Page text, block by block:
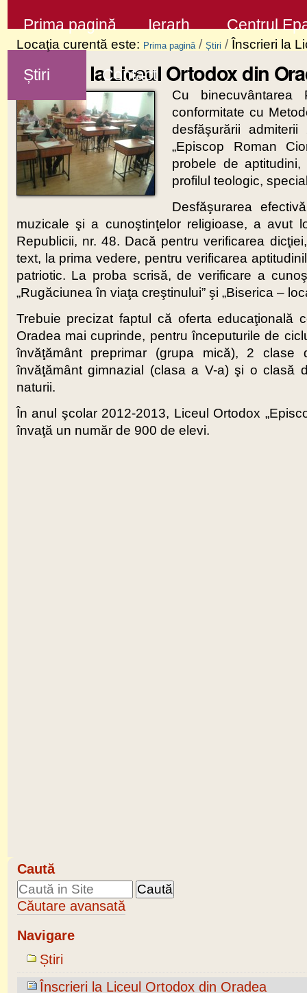
la
conţinut
Sari
la
navigare
Prima pagină Ierarh Centrul
Știri Contact
Locaţia curentă este: Prima pagină / Știri /Înscrieri la
Înscrieri la Liceul Ortodox din
Cu binecuvântarea
conformitate cu
desfăşurării
„Episcop Roman
probele de
profilul teologic,
Desfăşurarea
muzicale şi a cunoştinţelor religioase, a avut
Republicii, nr. 48. Dacă pentru verificarea
text, la prima vedere, pentru verificarea
patriotic. La proba scrisă, de verificare a
„Rugăciunea în viaţa creştinului” şi „Biserica –
Trebuie precizat faptul că oferta educaţională
Oradea mai cuprinde, pentru începuturile de
învăţământ preprimar (grupa mică), 2
învăţământ gimnazial (clasa a V-a) şi o clasă
naturii.
În anul şcolar 2012-2013, Liceul Ortodox
învaţă un număr de 900 de elevi.
Caută
Căutare avansată
Navigare
Știri
Înscrieri la Liceul Ortodox din Oradea